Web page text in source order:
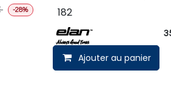
-28% 182
Ajouter au panier